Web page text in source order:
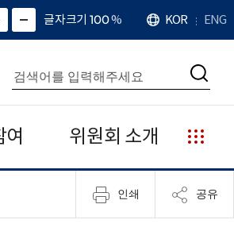
면
소
확
대
치
글자크기 100%
언
어
KOR ENG
통
합
검
색
검
여 위원회 소개
누
리
집
안
인쇄 공유